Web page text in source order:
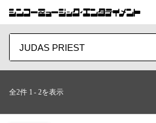
全2件 1 - 2を表示